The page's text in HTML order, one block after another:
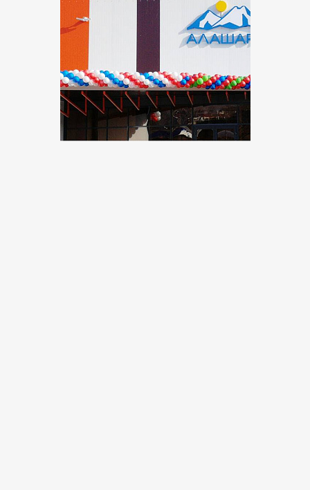
ФОК «АЛАШАРА» Карачаево-Черкесская
Поставщик:ЭТМ